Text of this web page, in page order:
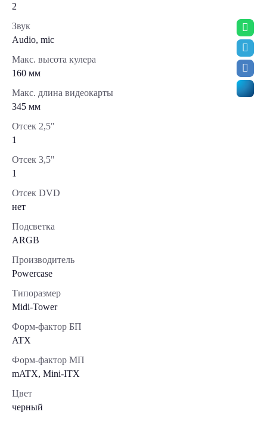
2
Звук
Audio, mic
Макс. высота кулера
160 мм
Макс. длина видеокарты
345 мм
Отсек 2,5"
1
Отсек 3,5"
1
Отсек DVD
нет
Подсветка
ARGB
Производитель
Powercase
Типоразмер
Midi-Tower
Форм-фактор БП
ATX
Форм-фактор МП
mATX, Mini-ITX
Цвет
черный